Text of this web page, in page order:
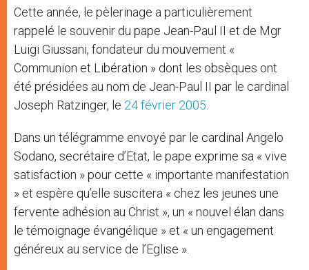
Cette année, le pèlerinage a particulièrement
rappelé le souvenir du pape Jean-Paul II et de Mgr
Luigi Giussani, fondateur du mouvement «
Communion et Libération » dont les obsèques ont
été présidées au nom de Jean-Paul II par le cardinal
Joseph Ratzinger, le 24 février 2005
Dans un télégramme envoyé par le cardinal Angelo
Sodano, secrétaire d’Etat, le pape exprime sa « vive
satisfaction » pour cette « importante manifestation
» et espère qu’elle suscitera « chez les jeunes une
fervente adhésion au Christ », un « nouvel élan dans
le témoignage évangélique » et « un engagement
généreux au service de l’Eglise ».